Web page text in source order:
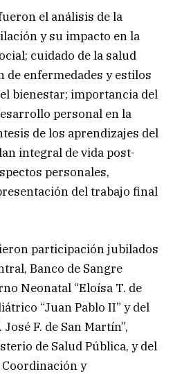
el análisis de la
y su impacto en la
cuidado de la salud
enfermedades y estilos
bienestar; importancia del
personal en la
de los aprendizajes del
integral de vida post-
personales,
del trabajo final
participación jubilados
Banco de Sangre
Neonatal “Eloísa T. de
“Juan Pablo II” y del
F. de San Martín”,
de Salud Pública, y del
y